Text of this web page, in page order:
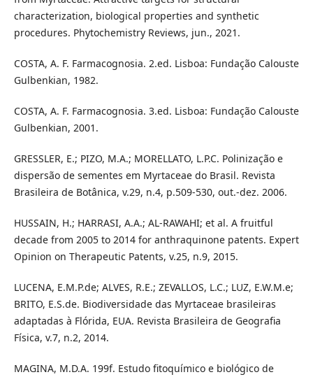
characterization, biological properties and synthetic
procedures. Phytochemistry Reviews, jun., 2021.
COSTA, A. F. Farmacognosia. 2.ed. Lisboa: Fundação Calouste
Gulbenkian, 1982.
COSTA, A. F. Farmacognosia. 3.ed. Lisboa: Fundação Calouste
Gulbenkian, 2001.
GRESSLER, E.; PIZO, M.A.; MORELLATO, L.P.C. Polinização e
dispersão de sementes em Myrtaceae do Brasil. Revista
Brasileira de Botânica, v.29, n.4, p.509-530, out.-dez. 2006.
HUSSAIN, H.; HARRASI, A.A.; AL-RAWAHI; et al. A fruitful
decade from 2005 to 2014 for anthraquinone patents. Expert
Opinion on Therapeutic Patents, v.25, n.9, 2015.
LUCENA, E.M.P.de; ALVES, R.E.; ZEVALLOS, L.C.; LUZ, E.W.M.e;
BRITO, E.S.de. Biodiversidade das Myrtaceae brasileiras
adaptadas à Flórida, EUA. Revista Brasileira de Geografia
Física, v.7, n.2, 2014.
MAGINA, M.D.A. 199f. Estudo fitoquímico e biológico de